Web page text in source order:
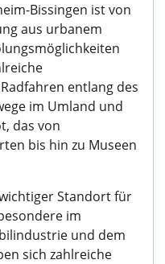
Bissingen ist von
aus urbanem
entlang des
im Umland und
das von
bis hin zu Museen
Standort für
im
und dem
sich zahlreiche